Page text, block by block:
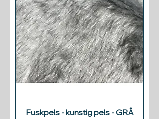
Fuskpels - kunstig pels - GRÅ